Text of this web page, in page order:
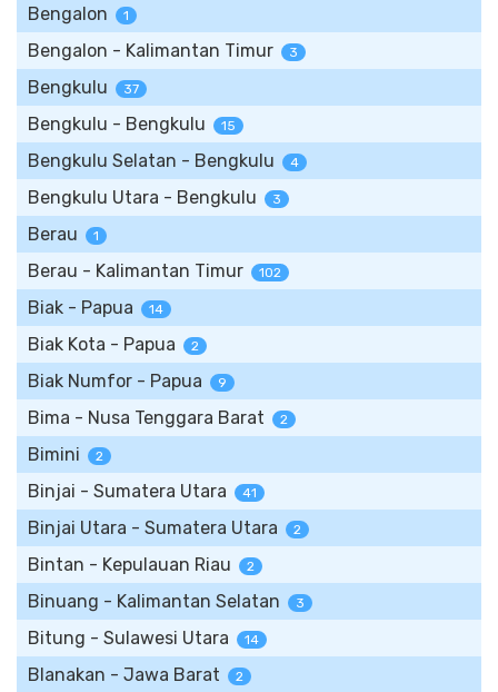
Bengalon 1
Bengalon - Kalimantan Timur 3
Bengkulu 37
Bengkulu - Bengkulu 15
Bengkulu Selatan - Bengkulu 4
Bengkulu Utara - Bengkulu 3
Berau 1
Berau - Kalimantan Timur 102
Biak - Papua 14
Biak Kota - Papua 2
Biak Numfor - Papua 9
Bima - Nusa Tenggara Barat 2
Bimini 2
Binjai - Sumatera Utara 41
Binjai Utara - Sumatera Utara 2
Bintan - Kepulauan Riau 2
Binuang - Kalimantan Selatan 3
Bitung - Sulawesi Utara 14
Blanakan - Jawa Barat 2